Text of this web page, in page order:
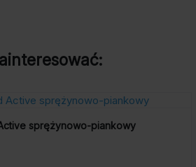
sprężynowo-piankowy